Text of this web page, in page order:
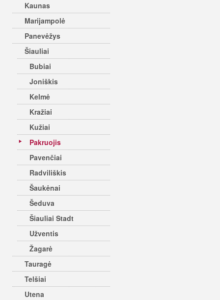
Kaunas
Marijampolė
Panevėžys
Šiauliai
Bubiai
Joniškis
Kelmė
Kražiai
Kužiai
Pakruojis
Pavenčiai
Radviliškis
Šaukėnai
Šeduva
Šiauliai Stadt
Užventis
Žagarė
Tauragė
Telšiai
Utena